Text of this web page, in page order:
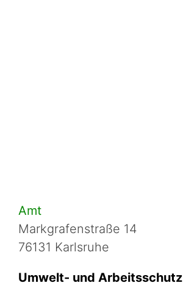
Amt
Markgrafenstraße 14
76131 Karlsruhe
Umwelt- und Arbeitsschutz